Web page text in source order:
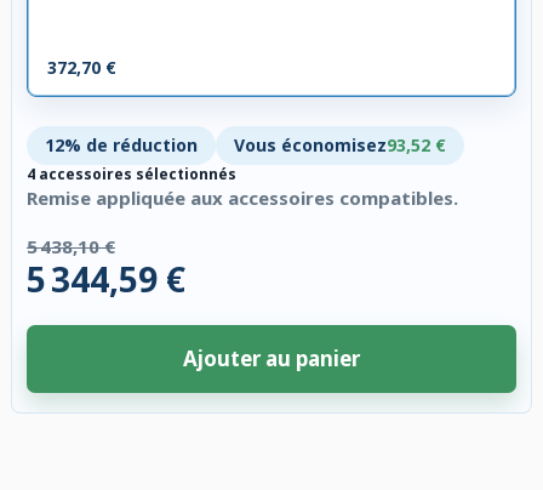
372,70 €
12% de réduction Vous économisez93,52 €
4 accessoires sélectionnés
Remise appliquée aux accessoires compatibles.
5 438,10 €
5 344,59 €
Ajouter au panier